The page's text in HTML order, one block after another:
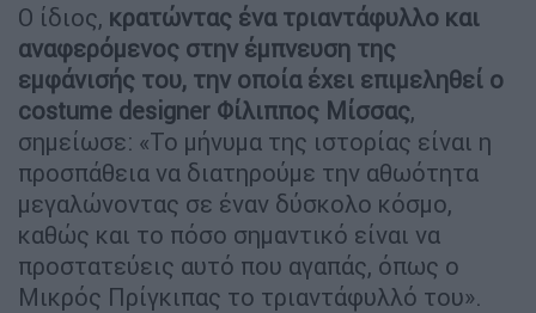
Ο ίδιος, κρατώντας ένα τριαντάφυλλο και
αναφερόμενος στην έμπνευση της
εμφάνισής του, την οποία έχει επιμεληθεί ο
costume designer Φίλιππος Μίσσας,
σημείωσε: «Το μήνυμα της ιστορίας είναι η
προσπάθεια να διατηρούμε την αθωότητα
μεγαλώνοντας σε έναν δύσκολο κόσμο,
καθώς και το πόσο σημαντικό είναι να
προστατεύεις αυτό που αγαπάς, όπως ο
Μικρός Πρίγκιπας το τριαντάφυλλό του».